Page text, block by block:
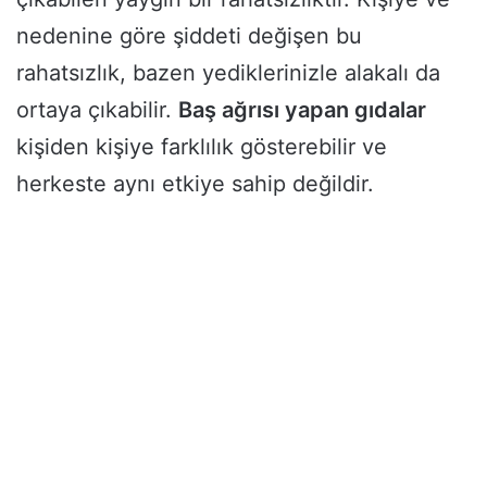
nedenine göre şiddeti değişen bu
rahatsızlık, bazen yediklerinizle alakalı da
ortaya çıkabilir. Baş ağrısı yapan gıdalar
kişiden kişiye farklılık gösterebilir ve
herkeste aynı etkiye sahip değildir.